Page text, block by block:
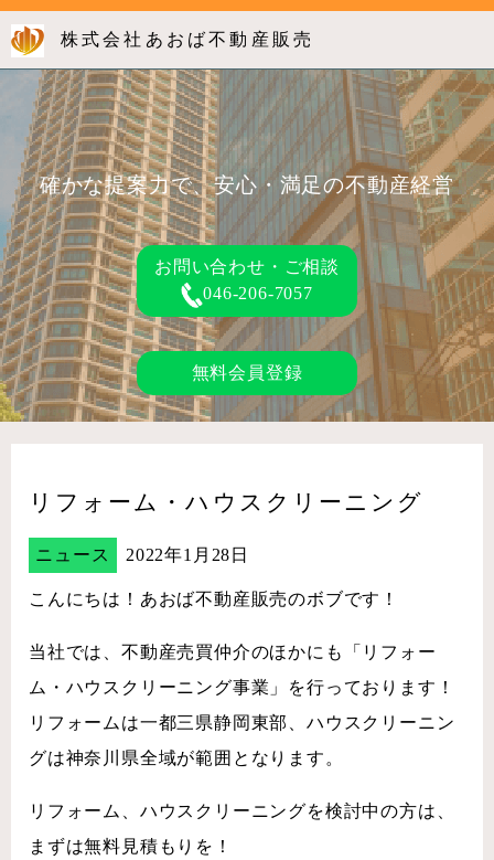
株式会社あおば不動産販売
確かな提案力で、安心・満足の不動産経営
お問い合わせ・ご相談
046-206-7057
無料会員登録
リフォーム・ハウスクリーニング
ニュース 2022年1月28日
こんにちは！あおば不動産販売のボブです！
当社では、不動産売買仲介のほかにも「リフォー
ム・ハウスクリーニング事業」を行っております！
リフォームは一都三県静岡東部、ハウスクリーニン
グは神奈川県全域が範囲となります。
リフォーム、ハウスクリーニングを検討中の方は、
まずは無料見積もりを！